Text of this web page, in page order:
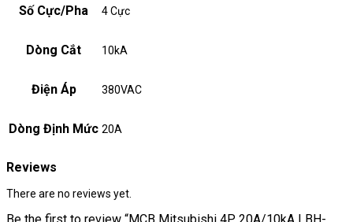
Số Cực/Pha 4 Cực
Dòng Cắt 10kA
Điện Áp 380VAC
Dòng Định Mức 20A
Reviews
There are no reviews yet.